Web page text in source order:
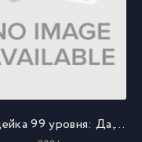
Злодейка 99 уровня: Да, я скрытый босс, но не повелительница демонов